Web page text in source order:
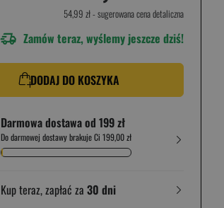
54,99 zł- sugerowana cena detaliczna
Zamów teraz, wyślemy jeszcze dziś!
DODAJ DO KOSZYKA
Darmowa dostawa od 199 zł
Do darmowej dostawy brakuje Ci 199,00 zł
Kup teraz, zapłać za 30 dni